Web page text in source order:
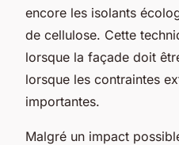
encore les isolants
de cellulose. Cette
lorsque la façade doit
lorsque les contraintes
importantes.
Malgré un impact